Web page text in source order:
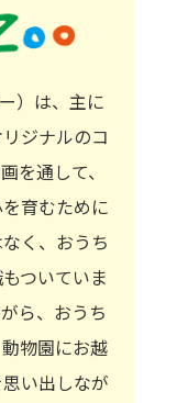
）は、主に
ジナルのコ
を通して、
育むために
く、おうち
ついていま
ら、おうち
物園にお越
い出しなが